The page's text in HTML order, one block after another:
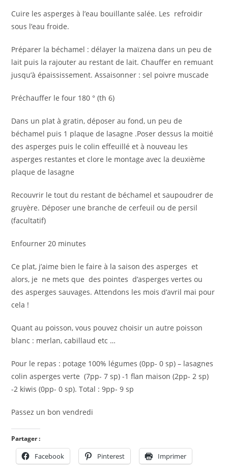
Cuire les asperges à l’eau bouillante salée. Les refroidir
sous l’eau froide.
Préparer la béchamel : délayer la maïzena dans un peu de
lait puis la rajouter au restant de lait. Chauffer en remuant
jusqu’à épaississement. Assaisonner : sel poivre muscade
Préchauffer le four 180 ° (th 6)
Dans un plat à gratin, déposer au fond, un peu de
béchamel puis 1 plaque de lasagne .Poser dessus la moitié
des asperges puis le colin effeuillé et à nouveau les
asperges restantes et clore le montage avec la deuxième
plaque de lasagne
Recouvrir le tout du restant de béchamel et saupoudrer de
gruyère. Déposer une branche de cerfeuil ou de persil
(facultatif)
Enfourner 20 minutes
Ce plat, j’aime bien le faire à la saison des asperges et
alors, je ne mets que des pointes d’asperges vertes ou
des asperges sauvages. Attendons les mois d’avril mai pour
cela !
Quant au poisson, vous pouvez choisir un autre poisson
blanc : merlan, cabillaud etc …
Pour le repas : potage 100% légumes (0pp- 0 sp) – lasagnes
colin asperges verte (7pp- 7 sp) -1 flan maison (2pp- 2 sp)
-2 kiwis (0pp- 0 sp). Total : 9pp- 9 sp
Passez un bon vendredi
Partager :
Facebook Pinterest Imprimer